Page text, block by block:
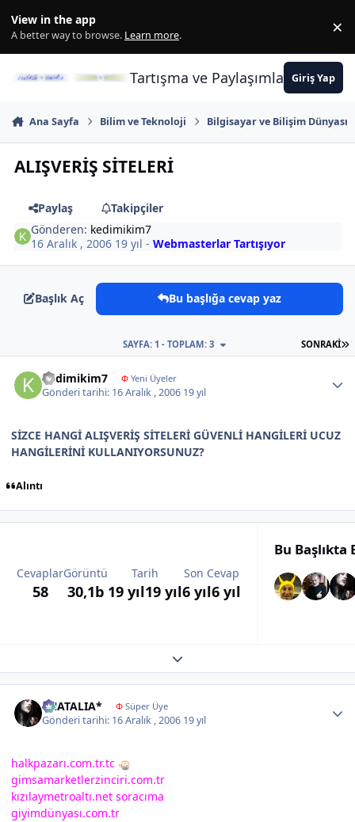
View in the app
A better way to browse. Learn more. ×
Tartışma ve PaylaşımlarınGiriş Yap
Ana Sayfa Bilim ve Teknoloji Bilgisayar ve Bilişim Dünyası
ALIŞVERİŞ SİTELERİ
Paylaş
Takipçiler
Gönderen: kedimikim7
16 Aralık , 2006 19 yıl -Webmasterlar Tartışıyor
Başlık Aç Bu başlığa cevap yaz
SONRAKI
SAYFA: 1 - TOPLAM: 3
kedimikim7 ΦYeni Üyeler
Gönderi tarihi: 16 Aralık , 2006 19 yıl
SİZCE HANGİ ALIŞVERİŞ SİTELERİ GÜVENLİ HANGİLERİ UCUZ
HANGİLERİNİ KULLANIYORSUNUZ?
Alıntı
Cevaplar
58
Görüntü
30,1b
Tarih
19 yıl19 yıl
Son Cevap
6 yıl6 yıl
Bu Başlıkta
Expand topic overview
*NATALIA* ΦSüper Üye
Gönderi tarihi: 16 Aralık , 2006 19 yıl
halkpazarı.com.tr.tc
gimsamarketlerzinciri.com.tr
kızılaymetroaltı.net soracıma
giyimdünyası.com.tr